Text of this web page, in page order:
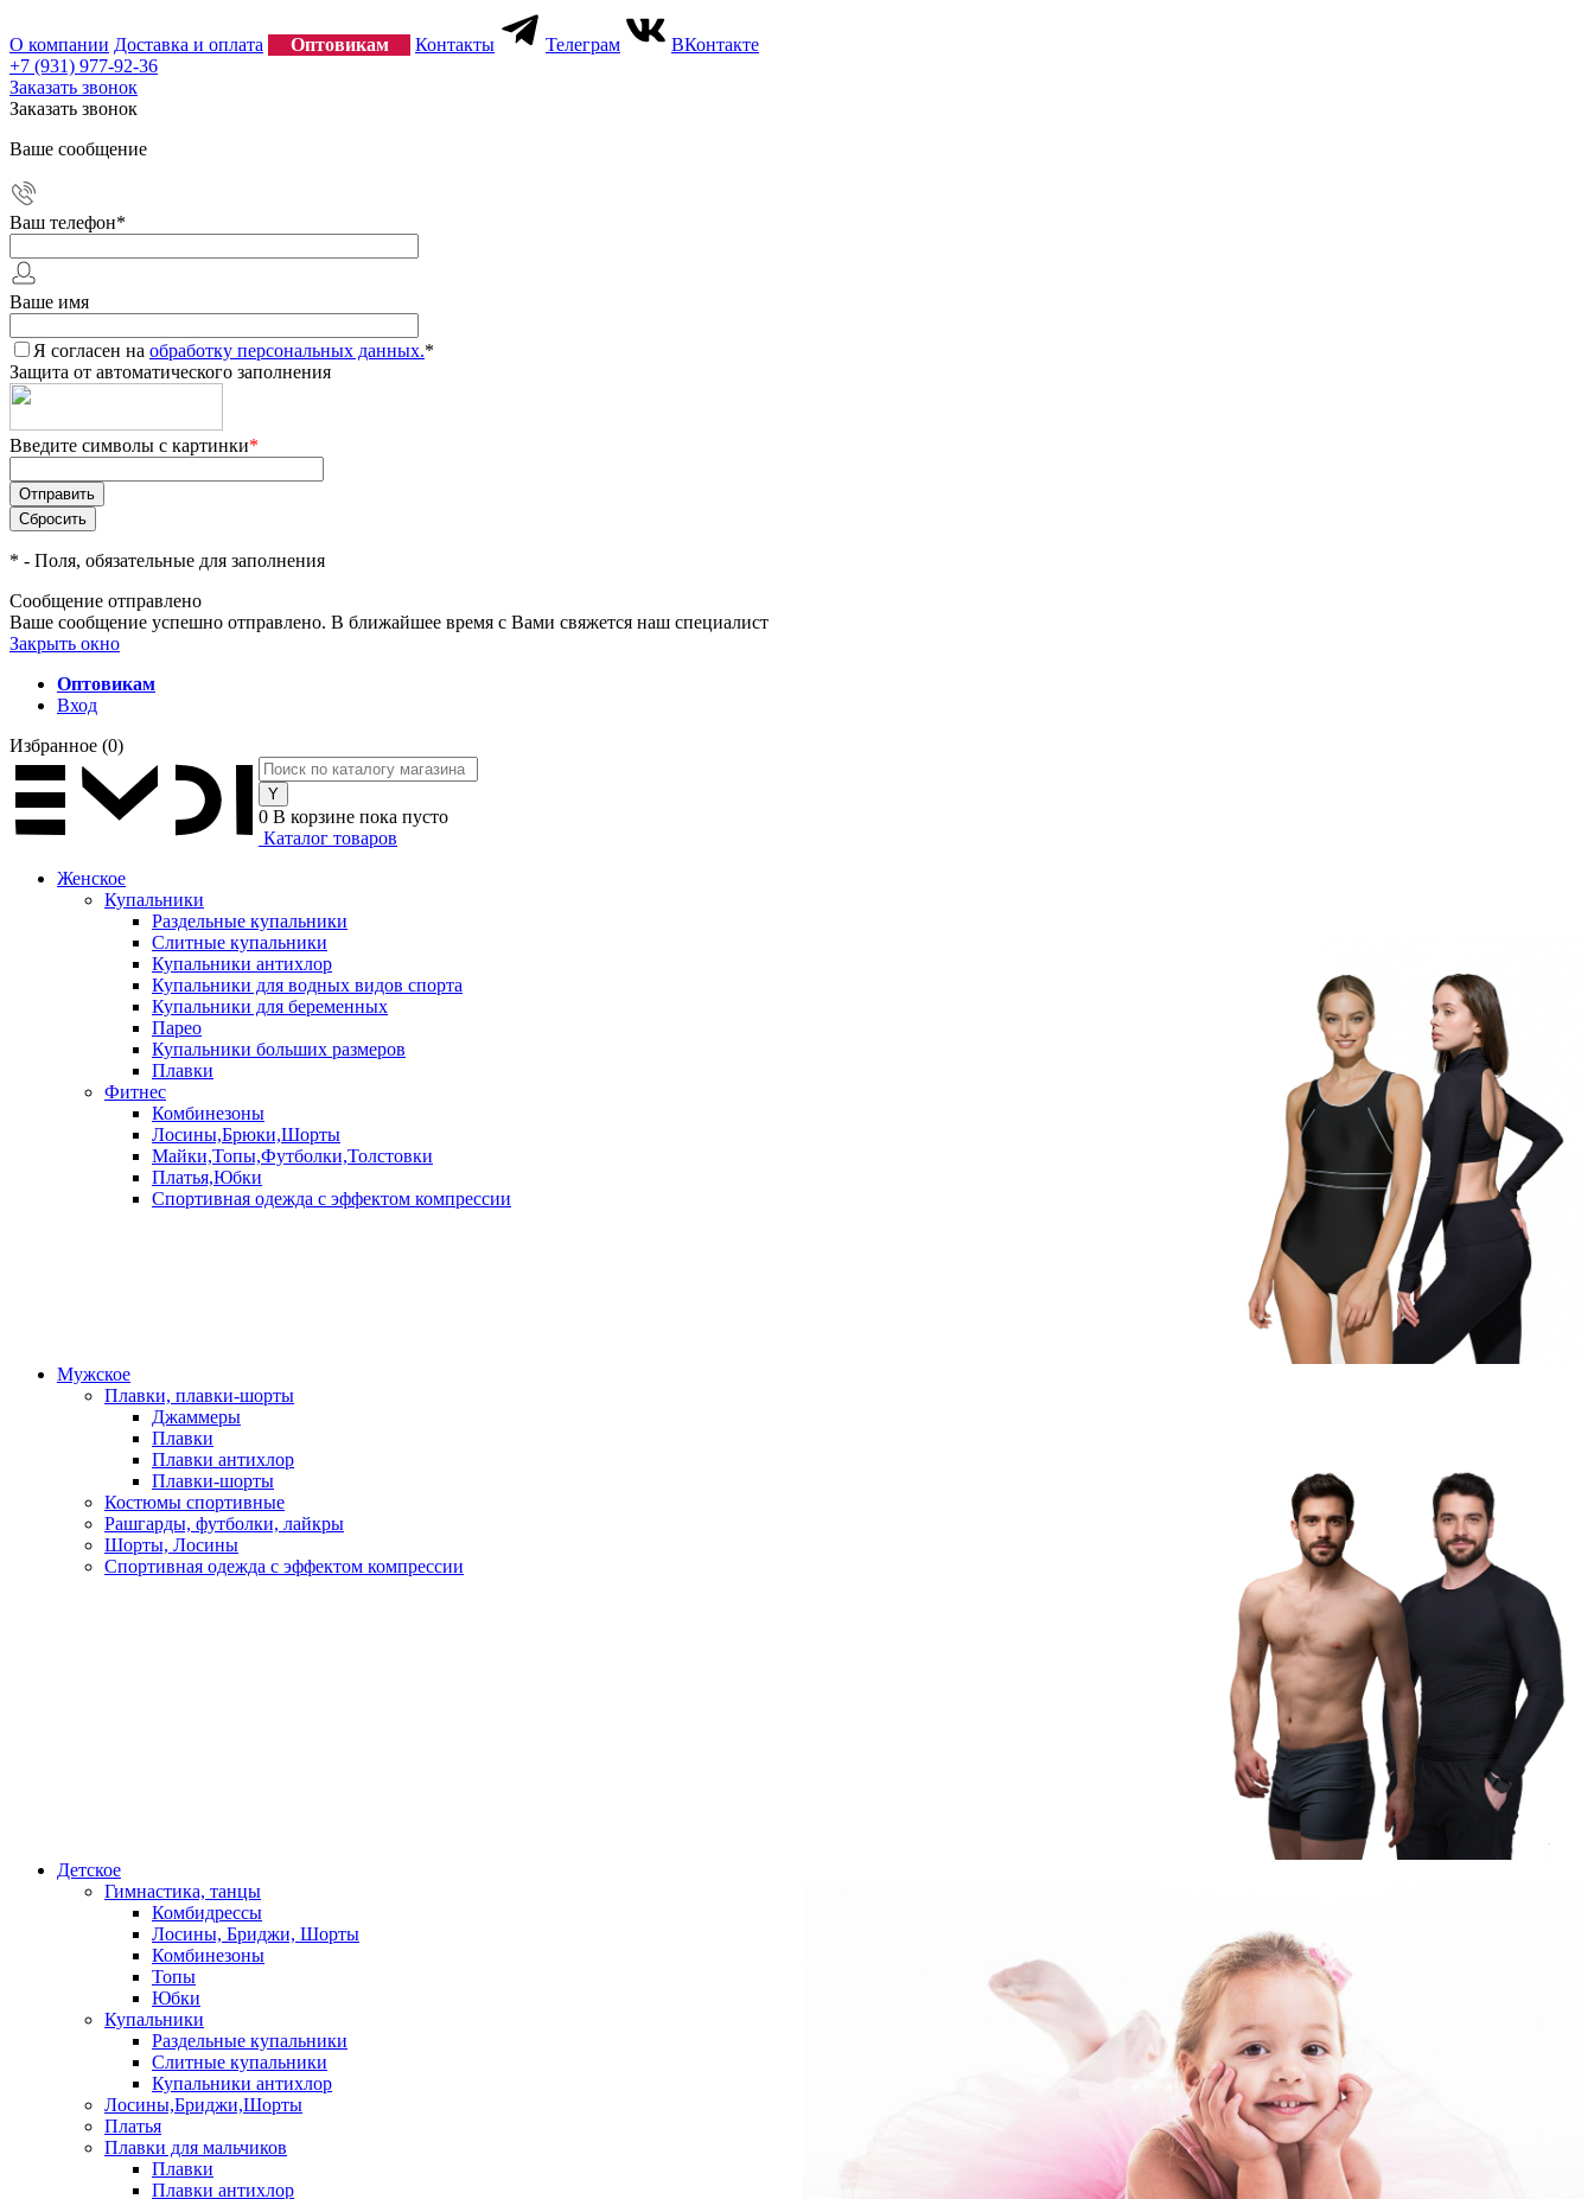
О компании Доставка и оплата Оптовикам Контакты Телеграм
ВКонтакте
+7 (931) 977-92-36
Заказать звонок
Заказать звонок
Ваше сообщение
Ваш телефон*
Ваше имя
Я согласен на обработку персональных данных.*
Защита от автоматического заполнения
Введите символы с картинки*
* - Поля, обязательные для заполнения
Сообщение отправлено
Ваше сообщение успешно отправлено. В ближайшее время с Вами свяжется наш специалист
Закрыть окно
Оптовикам
Вход
Избранное (0)
0 В корзине пока пусто
Каталог товаров
Женское
Купальники
Раздельные купальники
Слитные купальники
Купальники антихлор
Купальники для водных видов спорта
Купальники для беременных
Парео
Купальники больших размеров
Плавки
Фитнес
Комбинезоны
Лосины,Брюки,Шорты
Майки,Топы,Футболки,Толстовки
Платья,Юбки
Спортивная одежда с эффектом компрессии
Мужское
Плавки, плавки-шорты
Джаммеры
Плавки
Плавки антихлор
Плавки-шорты
Костюмы спортивные
Рашгарды, футболки, лайкры
Шорты, Лосины
Спортивная одежда с эффектом компрессии
Детское
Гимнастика, танцы
Комбидрессы
Лосины, Бриджи, Шорты
Комбинезоны
Топы
Юбки
Купальники
Раздельные купальники
Слитные купальники
Купальники антихлор
Лосины,Бриджи,Шорты
Платья
Плавки для мальчиков
Плавки
Плавки антихлор